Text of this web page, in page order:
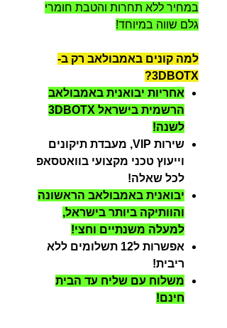
במחיר ללא תחרות והטבת חומרי
גלם שווה במיוחד!
למה קונים באמבולאב רק ב-
3DBOTX?
אחריות יבואנית באמבולאב
הרשמית בישראל 3DBOTX
לשנה!
שירות VIP, מעבדת תיקונים
וייעוץ טכני מקצועי בוואטסאפ
לכל שאלה!
יבואנית באמבולאב הראשונה
והוותיקה ביותר בישראל,
למעלה משנתיים וחצי!
אפשרות ל12 תשלומים ללא
ריבית!
משלוח עם שליח עד הבית
חינם!